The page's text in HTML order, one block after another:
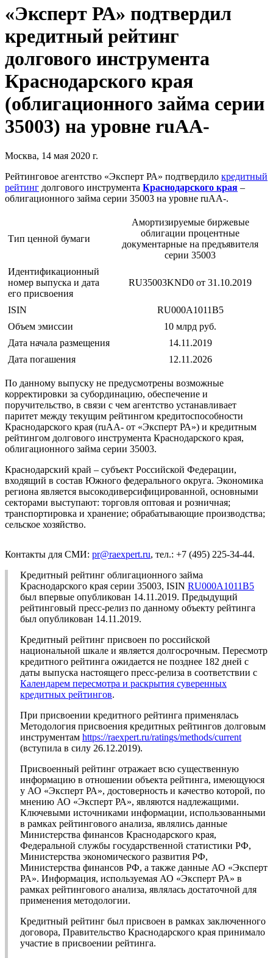
«Эксперт РА» подтвердил
кредитный рейтинг
долгового инструмента
Краснодарского края
(облигационного займа серии
35003) на уровне ruAА-
Москва, 14 мая 2020 г.
Рейтинговое агентство «Эксперт РА» подтвердило кредитный
рейтинг долгового инструмента Краснодарского края –
облигационного займа серии 35003 на уровне ruАА-.
Тип ценной бумаги
Амортизируемые биржевые
облигации процентные
документарные на предъявителя
серии 35003
Идентификационный
номер выпуска и дата
его присвоения
RU35003KND0 от 31.10.2019
ISIN
RU000A1011B5
Объем эмиссии
10 млрд руб.
Дата начала размещения
14.11.2019
Дата погашения
12.11.2026
По данному выпуску не предусмотрены возможные
корректировки за субординацию, обеспечение и
поручительство, в связи с чем агентство устанавливает
паритет между текущим рейтингом кредитоспособности
Краснодарского края (ruАА- от «Эксперт РА») и кредитным
рейтингом долгового инструмента Краснодарского края,
облигационного займа серии 35003.
Краснодарский край – субъект Российской Федерации,
входящий в состав Южного федерального округа. Экономика
региона является высокодиверсифицированной, основными
секторами выступают: торговля оптовая и розничная;
транспортировка и хранение; обрабатывающие производства;
сельское хозяйство.
Контакты для СМИ: pr@raexpert.ru, тел.: +7 (495) 225-34-44.
Кредитный рейтинг облигационного займа
Краснодарского края серии 35003, ISIN RU000A1011B5
был впервые опубликован 14.11.2019. Предыдущий
рейтинговый пресс-релиз по данному объекту рейтинга
был опубликован 14.11.2019.
Кредитный рейтинг присвоен по российской
национальной шкале и является долгосрочным. Пересмотр
кредитного рейтинга ожидается не позднее 182 дней с
даты выпуска настоящего пресс-релиза в соответствии с
Календарем пересмотра и раскрытия суверенных
кредитных рейтингов.
При присвоении кредитного рейтинга применялась
Методология присвоения кредитных рейтингов долговым
инструментам https://raexpert.ru/ratings/methods/current
(вступила в силу 26.12.2019).
Присвоенный рейтинг отражает всю существенную
информацию в отношении объекта рейтинга, имеющуюся
у АО «Эксперт РА», достоверность и качество которой, по
мнению АО «Эксперт РА», являются надлежащими.
Ключевыми источниками информации, использованными
в рамках рейтингового анализа, являлись данные
Министерства финансов Краснодарского края,
Федеральной службы государственной статистики РФ,
Министерства экономического развития РФ,
Министерства финансов РФ, а также данные АО «Эксперт
РА». Информация, используемая АО «Эксперт РА» в
рамках рейтингового анализа, являлась достаточной для
применения методологии.
Кредитный рейтинг был присвоен в рамках заключенного
договора, Правительство Краснодарского края принимало
участие в присвоении рейтинга.